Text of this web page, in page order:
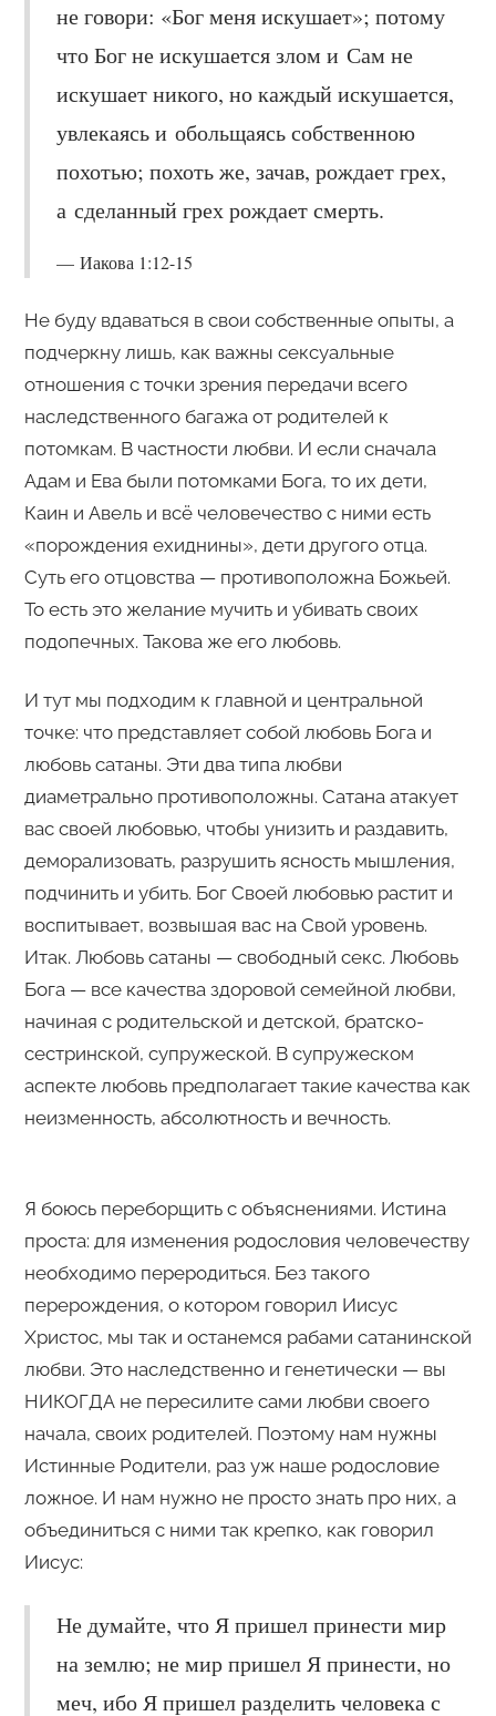
не говори: «Бог меня искушает»; потому
что Бог не искушается злом и Сам не
искушает никого, но каждый искушается,
увлекаясь и обольщаясь собственною
похотью; похоть же, зачав, рождает грех,
а сделанный грех рождает смерть.
Иакова 1:12-15
Не буду вдаваться в свои собственные опыты, а
подчеркну лишь, как важны сексуальные
отношения с точки зрения передачи всего
наследственного багажа от родителей к
потомкам. В частности любви. И если сначала
Адам и Ева были потомками Бога, то их дети,
Каин и Авель и всё человечество с ними есть
«порождения ехиднины», дети другого отца.
Суть его отцовства — противоположна Божьей.
То есть это желание мучить и убивать своих
подопечных. Такова же его любовь.
И тут мы подходим к главной и центральной
точке: что представляет собой любовь Бога и
любовь сатаны. Эти два типа любви
диаметрально противоположны. Сатана атакует
вас своей любовью, чтобы унизить и раздавить,
деморализовать, разрушить ясность мышления,
подчинить и убить. Бог Своей любовью растит и
воспитывает, возвышая вас на Свой уровень.
Итак. Любовь сатаны — свободный секс. Любовь
Бога — все качества здоровой семейной любви,
начиная с родительской и детской, братско-
сестринской, супружеской. В супружеском
аспекте любовь предполагает такие качества как
неизменность, абсолютность и вечность.
Я боюсь переборщить с объяснениями. Истина
проста: для изменения родословия человечеству
необходимо переродиться. Без такого
перерождения, о котором говорил Иисус
Христос, мы так и останемся рабами сатанинской
любви. Это наследственно и генетически — вы
НИКОГДА не пересилите сами любви своего
начала, своих родителей. Поэтому нам нужны
Истинные Родители, раз уж наше родословие
ложное. И нам нужно не просто знать про них, а
объединиться с ними так крепко, как говорил
Иисус:
Не думайте, что Я пришел принести мир
на землю; не мир пришел Я принести, но
меч, ибо Я пришел разделить человека с